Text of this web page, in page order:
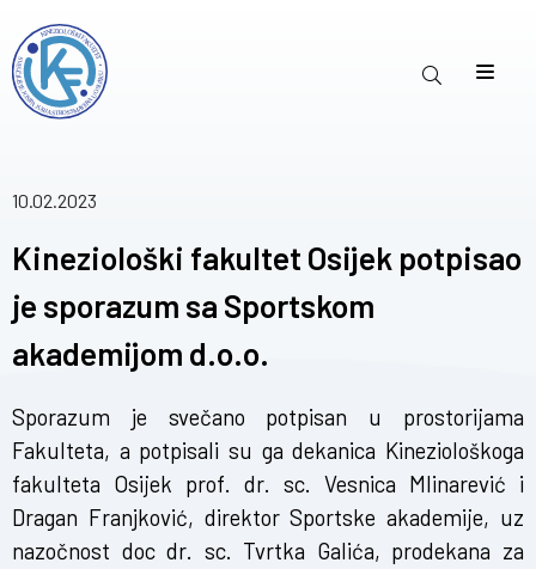
10.02.2023
Kineziološki fakultet Osijek potpisao
je sporazum sa Sportskom
akademijom d.o.o.
Sporazum je svečano potpisan u prostorijama
Fakulteta, a potpisali su ga dekanica Kineziološkoga
fakulteta Osijek prof. dr. sc. Vesnica Mlinarević i
Dragan Franjković, direktor Sportske akademije, uz
nazočnost doc dr. sc. Tvrtka Galića, prodekana za